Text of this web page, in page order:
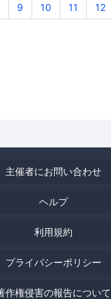
9 10 11 12
主催者にお問い合わせ
ヘルプ
利用規約
プライバシーポリシー
作権侵害の報告について